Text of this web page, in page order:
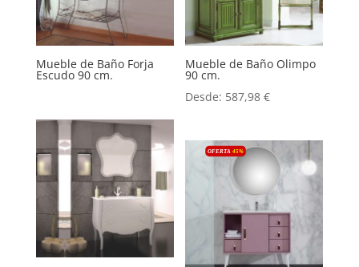
Mueble de Baño Forja
Escudo 90 cm.
Mueble de Baño Olimpo
90 cm.
Desde: 587,98€
OFERTA 45%